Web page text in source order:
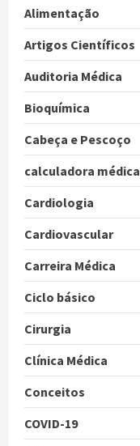
Alimentação
Artigos Científicos
Auditoria Médica
Bioquímica
Cabeça e Pescoço
calculadora médica
Cardiologia
Cardiovascular
Carreira Médica
Ciclo básico
Cirurgia
Clínica Médica
Conceitos
COVID-19